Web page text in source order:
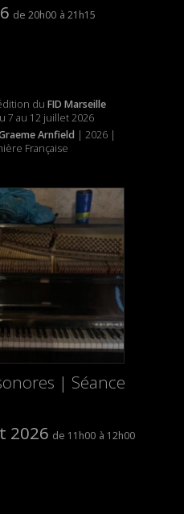
20h00 21h15
du FID Marseille
7 au 12 juillet 2026
Arnfield | 2026 |
Française
| Séance
2026
11h00 12h00